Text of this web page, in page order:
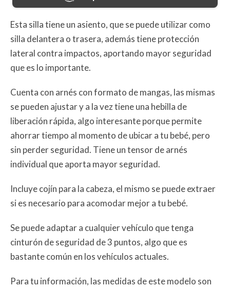
Esta silla tiene un asiento, que se puede utilizar como
silla delantera o trasera, además tiene protección
lateral contra impactos, aportando mayor seguridad
que es lo importante.
Cuenta con arnés con formato de mangas, las mismas
se pueden ajustar y a la vez tiene una hebilla de
liberación rápida, algo interesante porque permite
ahorrar tiempo al momento de ubicar a tu bebé, pero
sin perder seguridad. Tiene un tensor de arnés
individual que aporta mayor seguridad.
Incluye cojín para la cabeza, el mismo se puede extraer
si es necesario para acomodar mejor a tu bebé.
Se puede adaptar a cualquier vehículo que tenga
cinturón de seguridad de 3 puntos, algo que es
bastante común en los vehículos actuales.
Para tu información, las medidas de este modelo son